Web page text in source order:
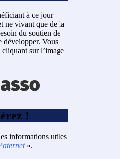
à ce jour
ne vivant que de la
du soutien de
développer. Vous
sur l’image
!
informations utiles
».